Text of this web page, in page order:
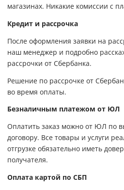
магазинах. Никакие комиссии с
Кредит и рассрочка
После оформления заявки на
наш менеджер и подробно
рассрочки от Сбербанка.
Решение по рассрочке от
во время оплаты.
Безналичным платежом от ЮЛ
Оплатить заказ можно от ЮЛ по
договору. Все товары и услуги
отгрузке обязательно иметь
получателя.
Оплата картой по СБП